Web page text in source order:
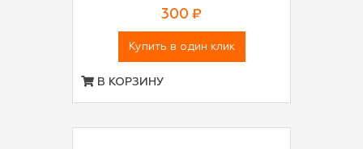
300 ₽
Купить в один клик
В КОРЗИНУ